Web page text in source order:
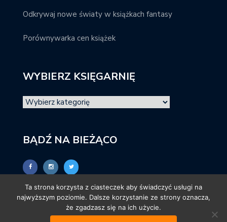
Odkrywaj nowe światy w książkach fantasy
Porównywarka cen książek
WYBIERZ KSIĘGARNIĘ
BĄDŹ NA BIEŻĄCO
Ta strona korzysta z ciasteczek aby świadczyć usługi na
najwyższym poziomie. Dalsze korzystanie ze strony oznacza,
że zgadzasz się na ich użycie.